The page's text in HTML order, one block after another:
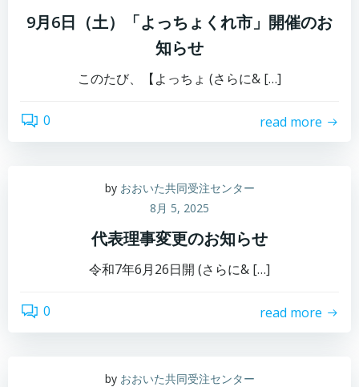
9月6日（土）「よっちょくれ市」開催のお
知らせ
このたび、【よっちょ (さらに& […]
0 read more
by おおいた共同受注センター
8月 5, 2025
代表理事変更のお知らせ
令和7年6月26日開 (さらに& […]
0 read more
by おおいた共同受注センター